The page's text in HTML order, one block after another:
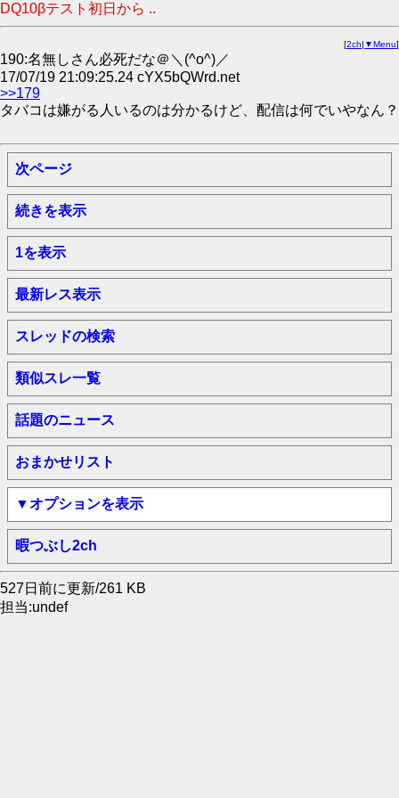
DQ10βテスト初日から ..
[2ch| ▼Menu]
190:名無しさん必死だな＠＼(^o^)／
17/07/19 21:09:25.24 cYX5bQWrd.net
>>179
タバコは嫌がる人いるのは分かるけど、配信は何でいやなん？
次ページ
続きを表示
1を表示
最新レス表示
スレッドの検索
類似スレ一覧
話題のニュース
おまかせリスト
▼オプションを表示
暇つぶし2ch
527日前に更新/261 KB
担当:undef